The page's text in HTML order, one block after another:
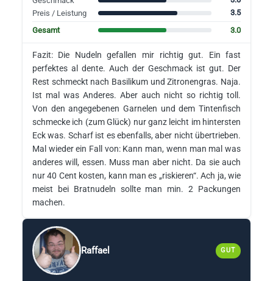
Preis / Leistung
3.5
Gesamt
3.0
Fazit: Die Nudeln gefallen mir richtig gut. Ein fast
perfektes al dente. Auch der Geschmack ist gut. Der
Rest schmeckt nach Basilikum und Zitronengras. Naja.
Ist mal was Anderes. Aber auch nicht so richtig toll.
Von den angegebenen Garnelen und dem Tintenfisch
schmecke ich (zum Glück) nur ganz leicht im hintersten
Eck was. Scharf ist es ebenfalls, aber nicht übertrieben.
Mal wieder ein Fall von: Kann man, wenn man mal was
anderes will, essen. Muss man aber nicht. Da sie auch
nur 40 Cent kosten, kann man es „riskieren“. Ach ja, wie
meist bei Bratnudeln sollte man min. 2 Packungen
machen.
Raffael GUT